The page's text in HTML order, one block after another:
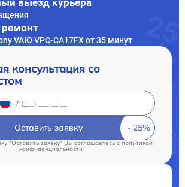
VAIO VPC-CA17FX от 35 минут
консультация со
Оставить заявку
"Оставить заявку" Вы соглашаетесь cполитикой
конфиденциальности